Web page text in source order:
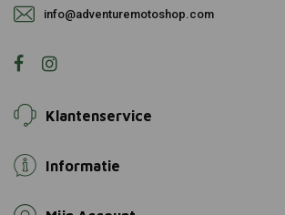
info@adventuremotoshop.com
Klantenservice
Informatie